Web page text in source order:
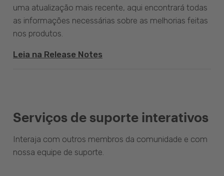
uma atualização mais recente, aqui encontrará todas
as informações necessárias sobre as melhorias feitas
nos produtos.
Leia na Release Notes
Serviços de suporte interativos
Interaja com outros membros da comunidade e com
nossa equipe de suporte.